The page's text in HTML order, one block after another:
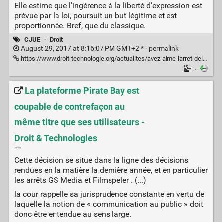
Elle estime que l'ingérence à la liberté d'expression est
prévue par la loi, poursuit un but légitime et est
proportionnée. Bref, que du classique.
CJUE · Droit
August 29, 2017 at 8:16:07 PM GMT+2 * · permalink
https://www.droit-technologie.org/actualites/avez-aime-larret-delfi-allez-adorer-larret-satakunnan/
·
La plateforme Pirate Bay est
coupable de contrefaçon au
même titre que ses utilisateurs -
Droit & Technologies
"""
Cette décision se situe dans la ligne des décisions
rendues en la matière la dernière année, et en particulier
les arrêts GS Media et Filmspeler . (...)
la cour rappelle sa jurisprudence constante en vertu de
laquelle la notion de « communication au public » doit
donc être entendue au sens large.